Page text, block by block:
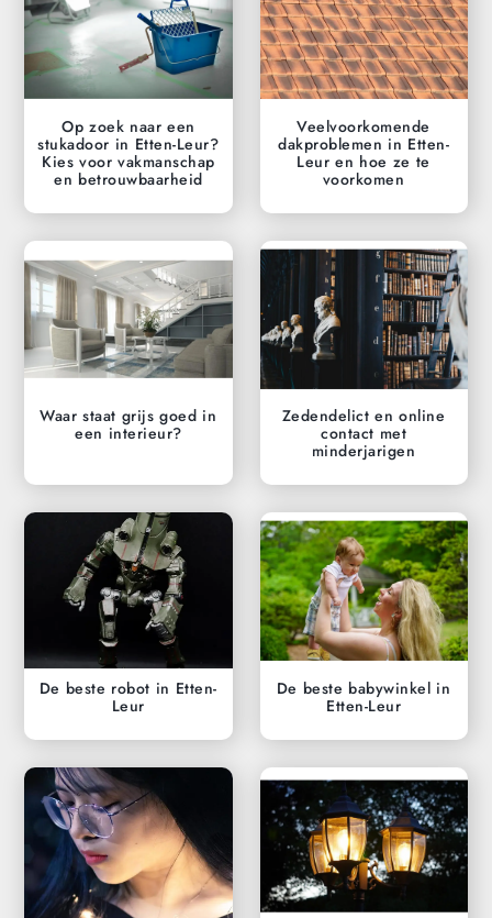
Op zoek naar een
stukadoor in Etten-Leur?
Kies voor vakmanschap
en betrouwbaarheid
Veelvoorkomende
dakproblemen in Etten-
Leur en hoe ze te
voorkomen
Waar staat grijs goed in
een interieur?
Zedendelict en online
contact met
minderjarigen
De beste robot in Etten-
Leur
De beste babywinkel in
Etten-Leur